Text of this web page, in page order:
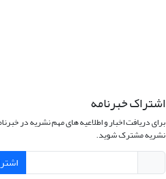
اشتراک خبرنامه
برای دریافت اخبار و اطلاعیه های مهم نشریه در
نشریه مشترک شوید.